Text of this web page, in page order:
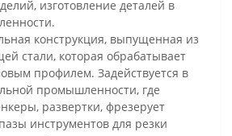
изготовление деталей в
конструкция, выпущенная из
стали, которая обрабатывает
профилем. Задействуется в
промышленности, где
развертки, фрезерует
инструментов для резки